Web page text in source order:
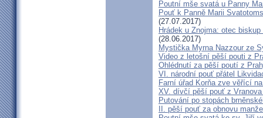
Poutní mše svatá u Panny
Pouť k Panně Marii
(27.07.2017)
Hrádek u Znojma: otec
(28.06.2017)
Mystička Myrna Nazzour ze
Video z letošní pěší pouti z
Ohlédnutí za pěší poutí z
VI. národní pouť přátel
Farní úřad Korňa zve věřící
XV. dívčí pěší pouť z
Putování po stopách
II. pěší pouť za obnovu